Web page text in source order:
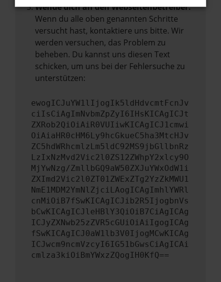
Wende dich an den Webseitenbetreiber.
Wenn du alle oben genannten Schritte
versucht hast, kontaktiere uns bitte. Wir
werden versuchen, das Problem zu
beheben. Du kannst uns diesen Text
schicken, um uns bei der Fehlersuche zu
unterstützen:
ewogICJuYW1lIjogIk5ldHdvcmtFcnJv
ciIsCiAgImNvbmZpZyI6IHsKICAgICJt
ZXRob2QiOiAiR0VUIiwKICAgICJ1cmwi
OiAiaHR0cHM6Ly9hcGkueC5ha3MtcHJv
ZC5hdWRhcmlzLm5ldC92MS9jbGllbnRz
LzIxNzMvd2Vic2l0ZS12ZWhpY2xlcy9O
MjYwNzg/ZmllbGQ9aW50ZXJuYWxOdW1i
ZXImd2Vic2l0ZT01ZWExZTg2YzZkMWU1
NmE1MDM2YmNlZjciLAogICAgImhlYWRl
cnMiOiB7fSwKICAgICJib2R5IjogbnVs
bCwKICAgICJleHBlY3QiOiB7CiAgICAg
ICJyZXNwb25zZVR5cGUiOiAiIgogICAg
fSwKICAgICJ0aW1lb3V0IjogMCwKICAg
ICJwcm9ncmVzcyI6IG51bGwsCiAgICAi
cmlza3kiOiBmYWxzZQogIH0KfQ==